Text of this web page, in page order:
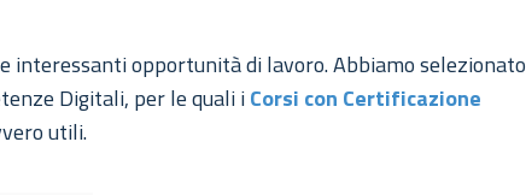
interessanti opportunità di lavoro. Abbiamo selezionato
Digitali, per le quali iCorsi con Certificazione
utili.